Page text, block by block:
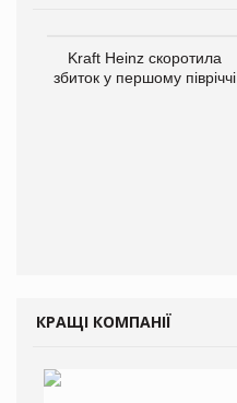
Kraft Heinz скоротила
збиток у першому півріччі
КРАЩІ КОМПАНІЇ